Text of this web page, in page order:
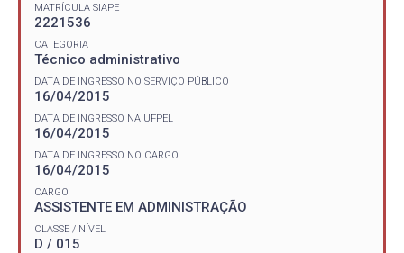
MATRÍCULA SIAPE
2221536
CATEGORIA
Técnico administrativo
DATA DE INGRESSO NO SERVIÇO PÚBLICO
16/04/2015
DATA DE INGRESSO NA UFPEL
16/04/2015
DATA DE INGRESSO NO CARGO
16/04/2015
CARGO
ASSISTENTE EM ADMINISTRAÇÃO
CLASSE / NÍVEL
D / 015